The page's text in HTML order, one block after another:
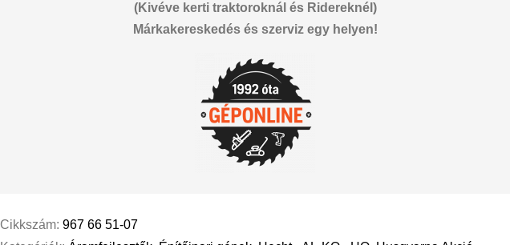
(Kivéve kerti traktoroknál és Ridereknél)
Márkakereskedés és szerviz egy helyen!
Cikkszám:967 66 51-07